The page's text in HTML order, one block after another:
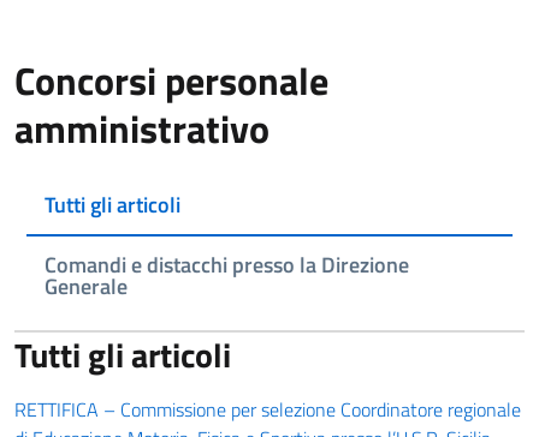
Concorsi personale
amministrativo
Tutti gli articoli
Comandi e distacchi presso la Direzione
Generale
Tutti gli articoli
RETTIFICA – Commissione per selezione Coordinatore regionale